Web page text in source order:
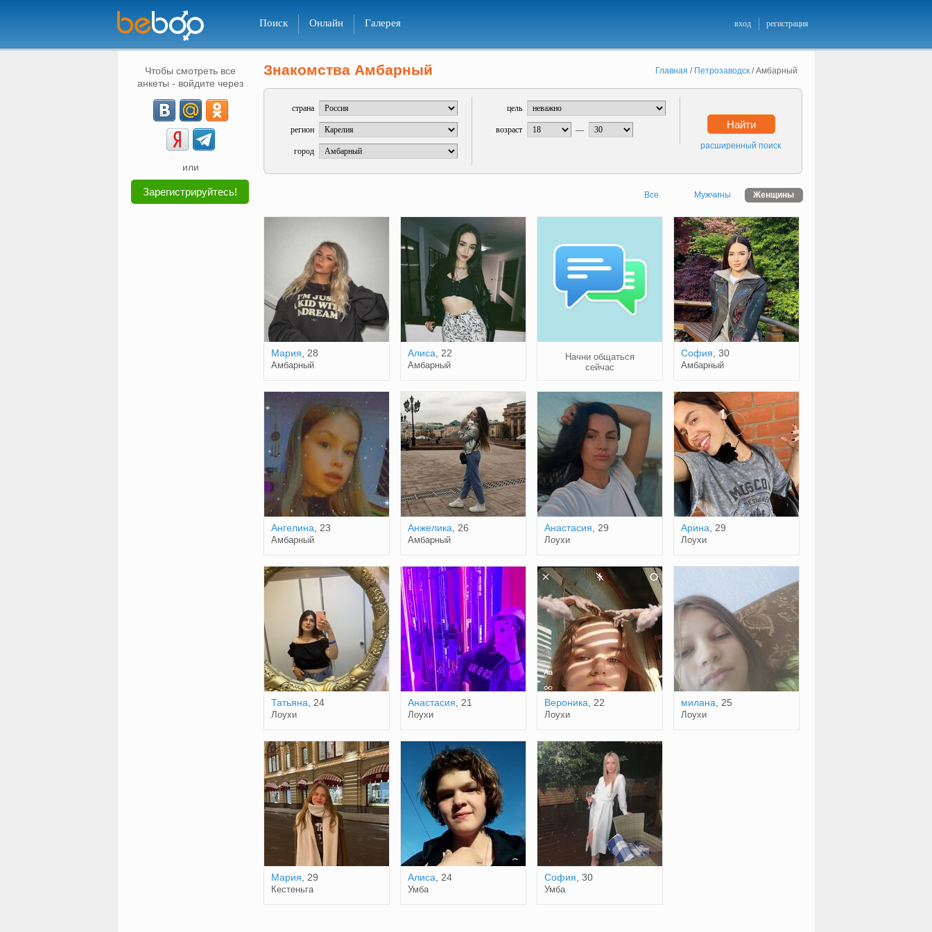
Поиск Онлайн Галерея вход регистрация
Чтобы смотреть все
анкеты - войдите через
или
Зарегистрируйтесь!
Знакомства Амбарный Главная / Петрозаводск/Амбарный
страна
регион
город
цель
возраст — Найти
расширенный поиск
Все Мужчины Женщины
Мария , 28
Амбарный
Алиса , 22
Амбарный
Начни общаться
сейчас
София , 30
Амбарный
Ангелина , 23
Амбарный
Анжелика , 26
Амбарный
Анастасия , 29
Лоухи
Арина , 29
Лоухи
Татьяна , 24
Лоухи
Анастасия , 21
Лоухи
Вероника , 22
Лоухи
милана , 25
Лоухи
Мария , 29
Кестеньга
Алиса , 24
Умба
София , 30
Умба